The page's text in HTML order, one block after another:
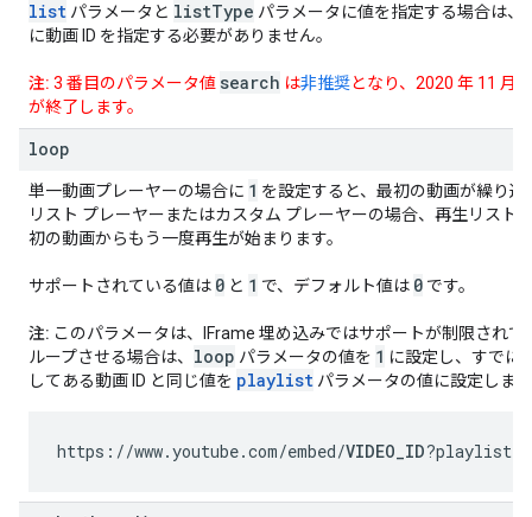
list パラメータと listType パラメータに値を指定する場合は、
に動画 ID を指定する必要がありません。
注: 3 番目のパラメータ値 search は非推奨となり、 2020 年 11 月
が終了します。
loop
単一動画プレーヤーの場合に 1 を設定すると、最初の動画が繰り
リスト プレーヤーまたはカスタム プレーヤーの場合、再生リスト
初の動画からもう一度再生が始まります。
サポートされている値は 0 と 1 で、デフォルト値は 0 です。
注: このパラメータは、IFrame 埋め込みではサポートが制限されて
ループさせる場合は、 loop パラメータの値を 1 に設定し、すでに
してある動画 ID と同じ値を playlist パラメータの値に設定しま
https://www.youtube.com/embed/VIDEO_ID?playlist=